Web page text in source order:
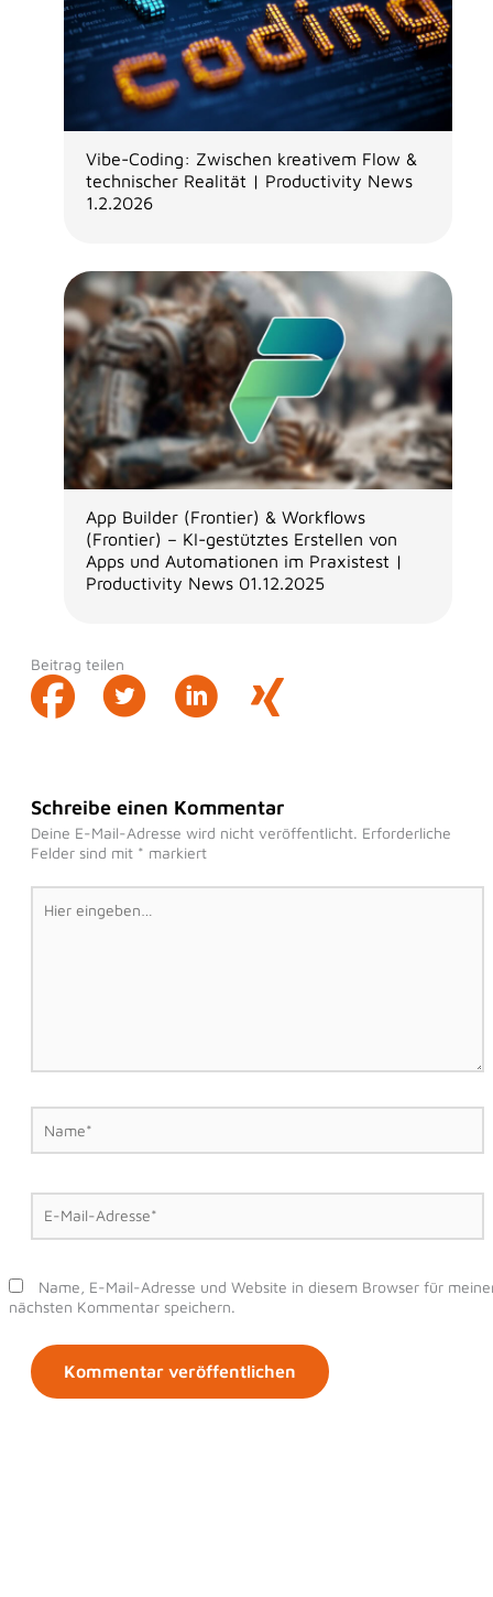
Vibe-Coding: Zwischen kreativem Flow &
technischer Realität | Productivity News
1.2.2026
App Builder (Frontier) & Workflows
(Frontier) – KI-gestütztes Erstellen von
Apps und Automationen im Praxistest |
Productivity News 01.12.2025
Beitrag teilen
Schreibe einen Kommentar
Deine E-Mail-Adresse wird nicht veröffentlicht. Erforderliche
Felder sind mit * markiert
Hier
eingeben…
Name*
E-
Mail-
Adresse*
Name, E-Mail-Adresse und Website in diesem Browser für
nächsten Kommentar speichern.